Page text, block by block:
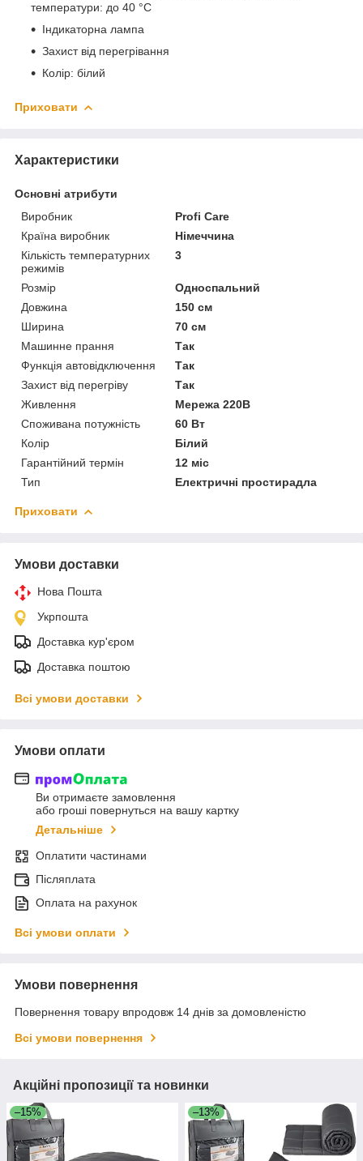
температури: до 40 °C
Індикаторна лампа
Захист від перегрівання
Колір: білий
Приховати
Характеристики
Основні атрибути
Виробник
Profi Care
Країна виробник
Німеччина
Кількість температурних
режимів
3
Розмір
Односпальний
Довжина
150 см
Ширина
70 см
Машинне прання
Так
Функція автовідключення
Так
Захист від перегріву
Так
Живлення
Мережа 220В
Споживана потужність
60 Вт
Колір
Білий
Гарантійний термін
12 міс
Тип
Електричні простирадла
Приховати
Умови доставки
Нова Пошта
Укрпошта
Доставка кур'єром
Доставка поштою
Всі умови доставки
Умови оплати
Ви отримаєте замовлення
або гроші повернуться на вашу картку
Детальніше
Оплатити частинами
Післяплата
Оплата на рахунок
Всі умови оплати
Умови повернення
Повернення товару впродовж 14 днів за домовленістю
Всі умови повернення
Акційні пропозиції та новинки
–15% –13%